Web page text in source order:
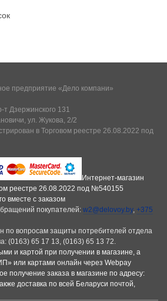
предприятие «Дело компани»
т Дзержинского 131
ул. Жукова, 2/2
в Торговом реестре 26.08.2022 под
Интернет-магазин
реестре 26.08.2022 под №540155
вместе с заказом
покупателей: w2@delovoy.by, +375
по вопросам защиты потребителей отдела
(0163) 65 17 13, (0163) 65 13 72.
и картой при получении в магазине, а
или картами онлайн через Webpay
получение заказа в магазине по адресу:
доставка по всей Беларуси почтой,